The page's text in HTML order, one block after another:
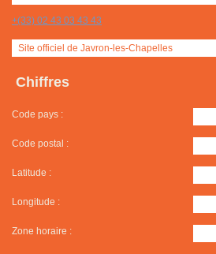
+(33) 02 43 03 43 43
Site officiel de Javron-les-Chapelles
Chiffres
Code pays :
Code postal :
Latitude :
Longitude :
Zone horaire :